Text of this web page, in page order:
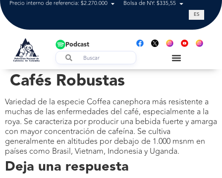
Precio interno de referencia: $2.270.000 Bolsa de NY: $335,55 Tasa de
ES
Podcast
Cafés Robustas
Variedad de la especie Coffea canephora más resistente a
muchas de las enfermedades del café, especialmente a la
roya. Se caracteriza por producir una bebida fuerte y amarga
con mayor concentración de cafeína. Se cultiva
generalmente en altitudes por debajo de 1.000 msnm en
países como Brasil, Vietnam, Indonesia y Uganda.
Deja una respuesta